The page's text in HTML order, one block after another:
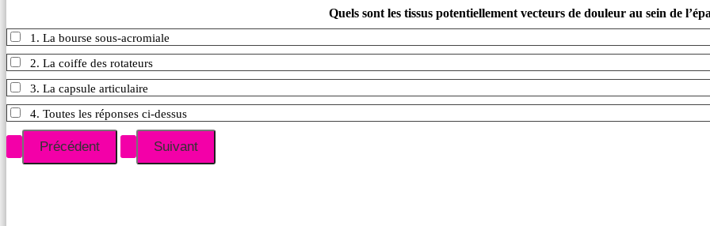
Quels sont les tissus potentiellement vecteurs de douleur au sein de
1. La bourse sous-acromiale
2. La coiffe des rotateurs
3. La capsule articulaire
4. Toutes les réponses ci-dessus